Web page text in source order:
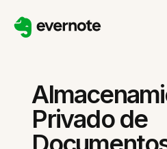
Privado de